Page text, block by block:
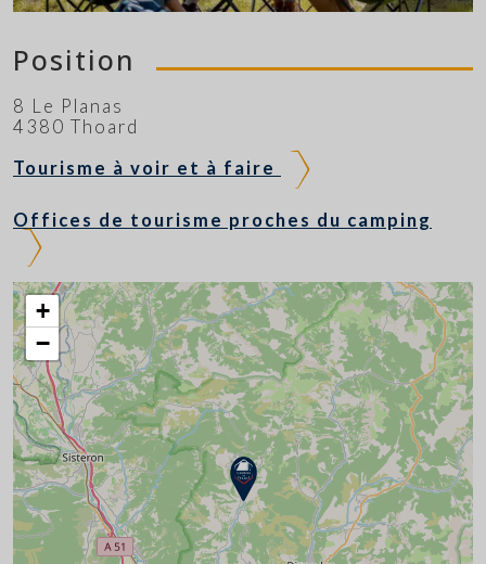
Position
8 Le Planas
4380 Thoard
Tourisme à voir et à faire
Offices de tourisme proches du camping
+
−